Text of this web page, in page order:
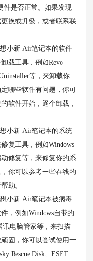
件是否正常。如果发现
换或升级，或者联系联
小新 Air笔记本的软件
载工具，例如Revo
等，来卸载你
哪些软件有问题，你可
软件开始，逐个卸载，
小新 Air笔记本的系统
复工具，例如Windows
修复等，来修复你的系
你可以参考一些在线的
助。
小新 Air笔记本被病毒
，例如Windows自带的
讯电脑管家等，来扫描
固，你可以尝试使用一
Rescue Disk、ESET